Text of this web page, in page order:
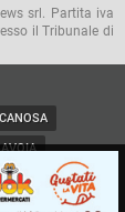
srl. Partita iva
il Tribunale di
CANOSA
TRINITAPOLI